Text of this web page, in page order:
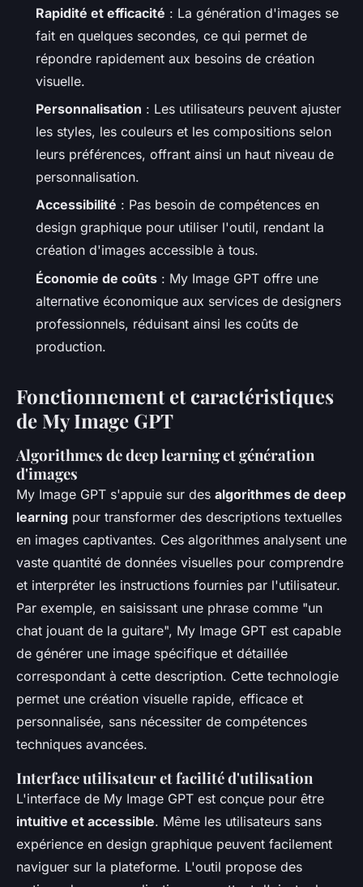
Rapidité et efficacité : La génération d'images se
fait en quelques secondes, ce qui permet de
répondre rapidement aux besoins de création
visuelle.
Personnalisation : Les utilisateurs peuvent ajuster
les styles, les couleurs et les compositions selon
leurs préférences, offrant ainsi un haut niveau de
personnalisation.
Accessibilité : Pas besoin de compétences en
design graphique pour utiliser l'outil, rendant la
création d'images accessible à tous.
Économie de coûts : My Image GPT offre une
alternative économique aux services de designers
professionnels, réduisant ainsi les coûts de
production.
Fonctionnement et caractéristiques
de My Image GPT
Algorithmes de deep learning et génération
d'images
My Image GPT s'appuie sur des algorithmes de deep
learning pour transformer des descriptions textuelles
en images captivantes. Ces algorithmes analysent une
vaste quantité de données visuelles pour comprendre
et interpréter les instructions fournies par l'utilisateur.
Par exemple, en saisissant une phrase comme "un
chat jouant de la guitare", My Image GPT est capable
de générer une image spécifique et détaillée
correspondant à cette description. Cette technologie
permet une création visuelle rapide, efficace et
personnalisée, sans nécessiter de compétences
techniques avancées.
Interface utilisateur et facilité d'utilisation
L'interface de My Image GPT est conçue pour être
intuitive et accessible. Même les utilisateurs sans
expérience en design graphique peuvent facilement
naviguer sur la plateforme. L'outil propose des